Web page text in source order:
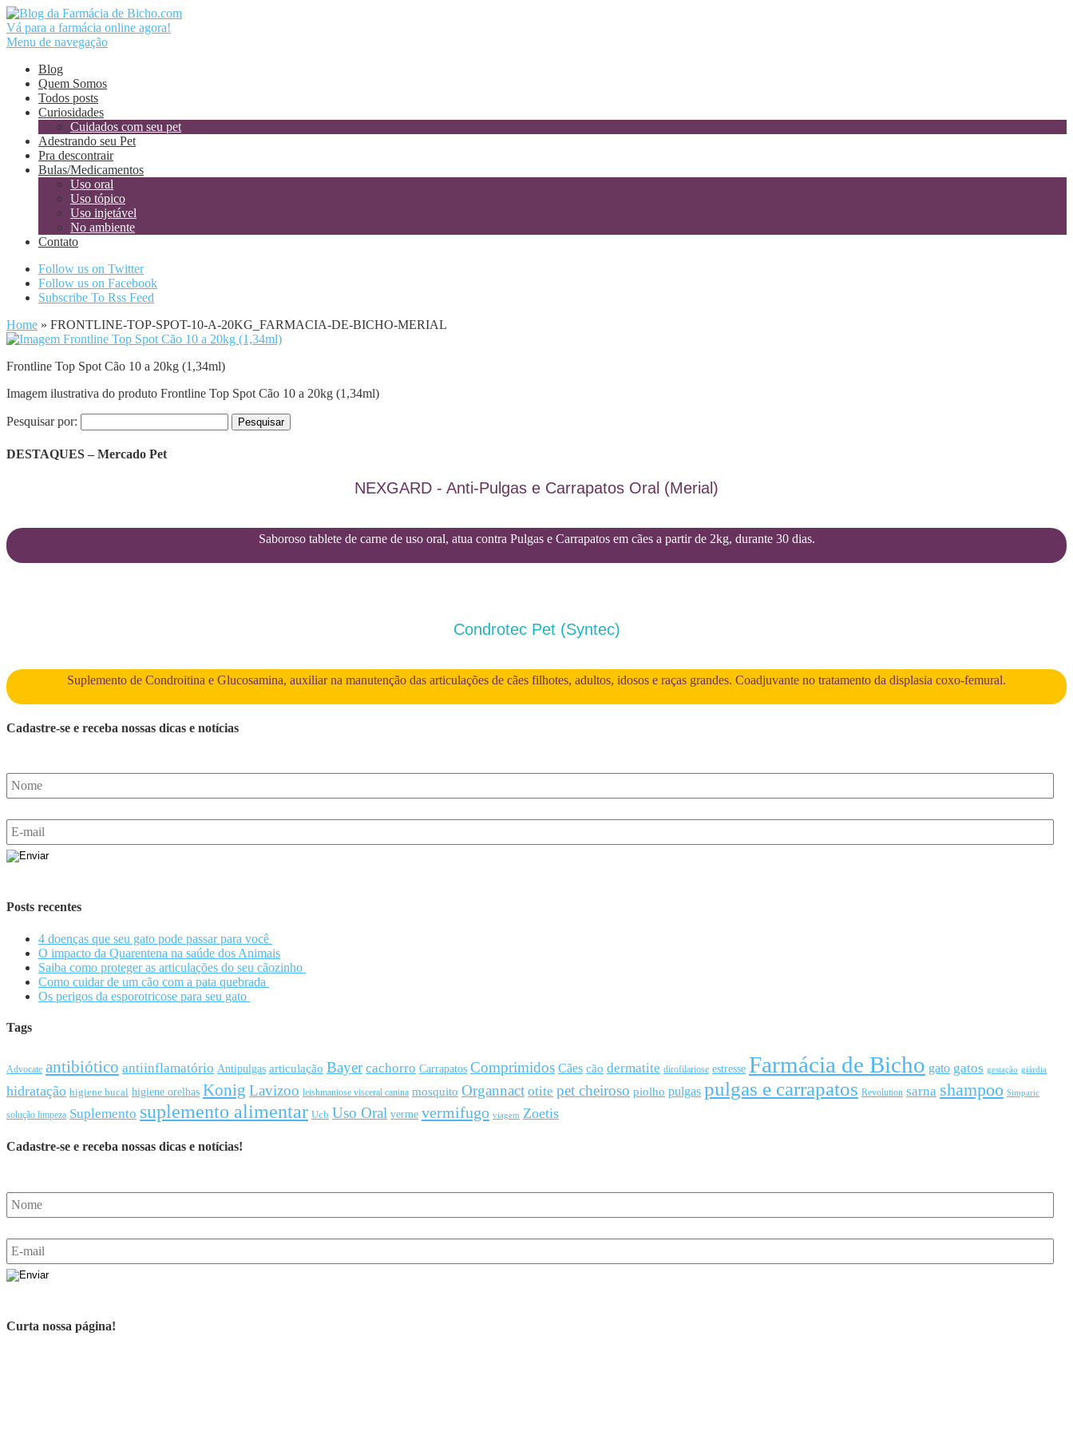
Vá para a farmácia online agora!
Menu de navegação
Blog
Quem Somos
Todos posts
Curiosidades
Cuidados com seu pet
Adestrando seu Pet
Pra descontrair
Bulas/Medicamentos
Uso oral
Uso tópico
Uso injetável
No ambiente
Contato
Follow us on Twitter
Follow us on Facebook
Subscribe To Rss Feed
Home » FRONTLINE-TOP-SPOT-10-A-20KG_FARMACIA-DE-BICHO-MERIAL
Frontline Top Spot Cão 10 a 20kg (1,34ml)
Imagem ilustrativa do produto Frontline Top Spot Cão 10 a 20kg (1,34ml)
Pesquisar por:
DESTAQUES – Mercado Pet
NEXGARD - Anti-Pulgas e Carrapatos Oral (Merial)
Saboroso tablete de carne de uso oral, atua contra Pulgas e Carrapatos em cães a partir de 2kg, durante 30 dias.
Condrotec Pet (Syntec)
Suplemento de Condroitina e Glucosamina, auxiliar na manutenção das articulações de cães filhotes, adultos, idosos e raças grandes. Coadjuvante no tratamento da displasia coxo-femural.
Cadastre-se e receba nossas dicas e notícias
Posts recentes
4 doenças que seu gato pode passar para você
O impacto da Quarentena na saúde dos Animais
Saiba como proteger as articulações do seu cãozinho
Como cuidar de um cão com a pata quebrada
Os perigos da esporotricose para seu gato
Tags
Advocate antibiótico antiinflamatório Antipulgas articulação Bayer cachorro Carrapatos Comprimidos Cães cão dermatite dirofilariose estresse Farmácia de Bicho gato gatos gestação giárdia
hidratação higiene bucal higiene orelhas Konig Lavizoo leishmaniose visceral canina mosquito Organnact otite pet cheiroso piolho pulgas pulgas e carrapatos Revolution sarna shampoo Simparic
solução limpeza Suplemento suplemento alimentar Ucb Uso Oral verme vermifugo viagem Zoetis
Cadastre-se e receba nossas dicas e notícias!
Curta nossa página!